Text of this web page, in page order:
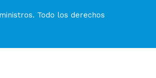
Todo los derechos